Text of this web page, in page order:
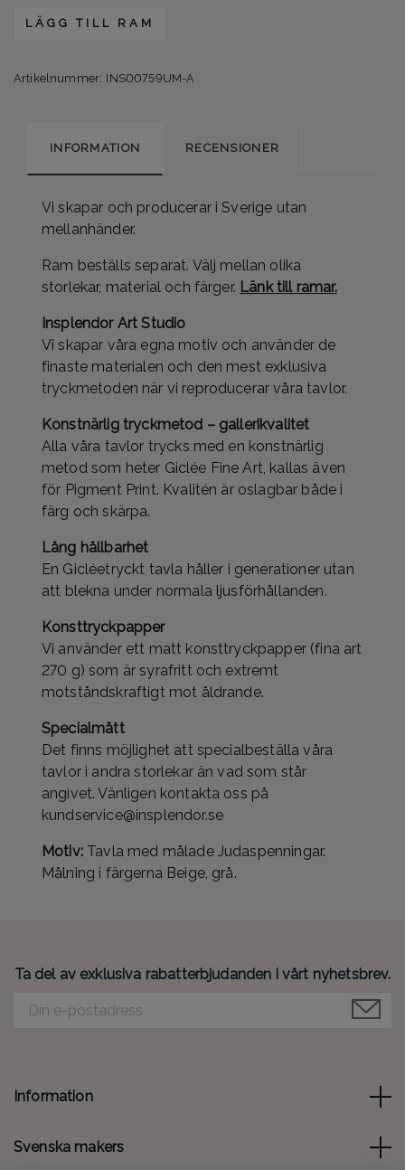
LÄGG TILL RAM
Artikelnummer: INS00759UM-A
INFORMATION RECENSIONER
Vi skapar och producerar i Sverige utan
mellanhänder.
Ram beställs separat. Välj mellan olika
storlekar, material och färger. Länk till ramar.
Insplendor Art Studio
Vi skapar våra egna motiv och använder de
finaste materialen och den mest exklusiva
tryckmetoden när vi reproducerar våra tavlor.
Konstnärlig tryckmetod – gallerikvalitet
Alla våra tavlor trycks med en konstnärlig
metod som heter Giclée Fine Art, kallas även
för Pigment Print. Kvalitén är oslagbar både i
färg och skärpa.
Lång hållbarhet
En Gicléetryckt tavla håller i generationer utan
att blekna under normala ljusförhållanden.
Konsttryckpapper
Vi använder ett matt konsttryckpapper (fina art
270 g) som är syrafritt och extremt
motståndskraftigt mot åldrande.
Specialmått
Det finns möjlighet att specialbeställa våra
tavlor i andra storlekar än vad som står
angivet. Vänligen kontakta oss på
kundservice@insplendor.se
Motiv:Tavla med målade Judaspenningar.
Målning i färgerna Beige, grå.
Ta del av exklusiva rabatterbjudanden i vårt nyhetsbrev.
Information
Svenska makers